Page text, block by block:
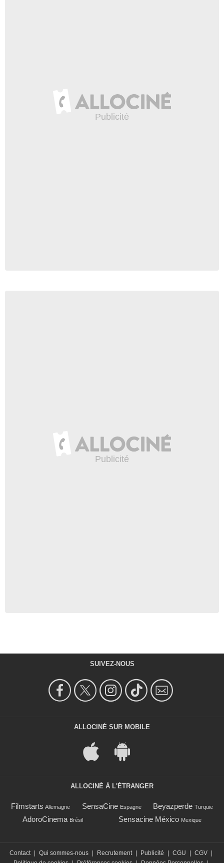
SUIVEZ-NOUS
ALLOCINÉ SUR MOBILE
ALLOCINÉ À L'ÉTRANGER
Filmstarts Allemagne SensaCine Espagne Beyazperde Turquie
AdoroCinema Brésil Sensacine México Mexique
Contact | Qui sommes-nous | Recrutement | Publicité | CGU | CGV |